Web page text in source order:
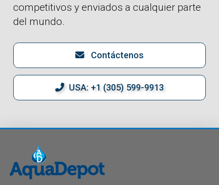
competitivos y enviados a cualquier parte
del mundo.
Contáctenos
USA: +1 (305) 599-9913